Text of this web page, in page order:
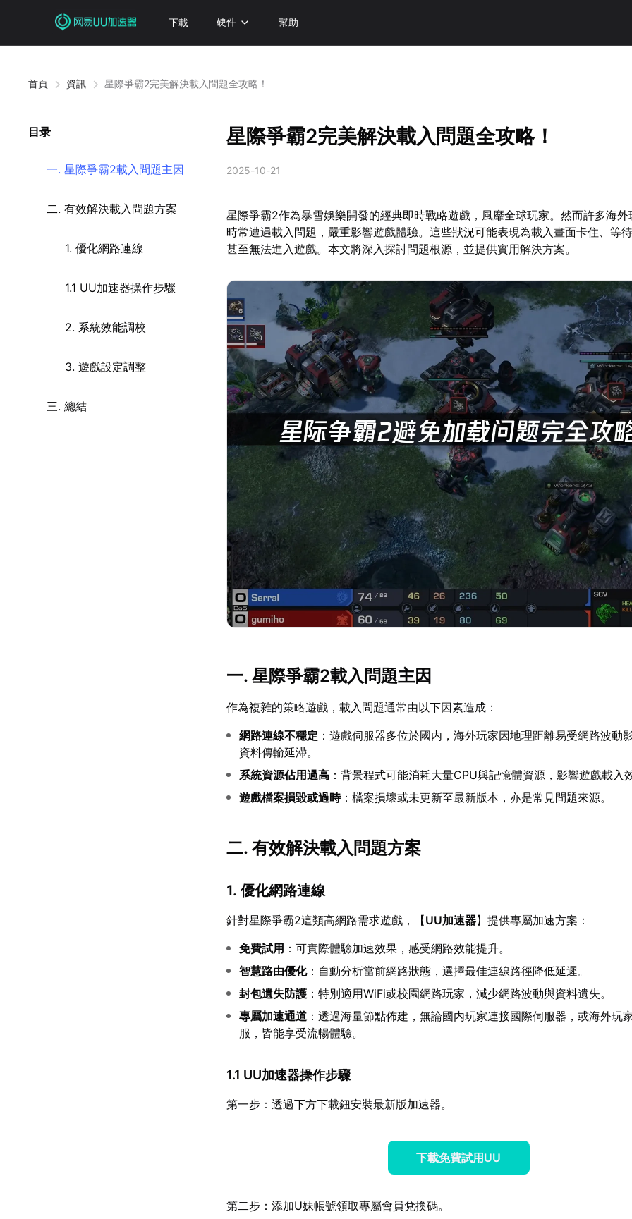
下載 硬件 幫助
首頁 資訊 星際爭霸2完美解決載入問題全攻略！
目录
一. 星際爭霸2載入問題主因
二. 有效解決載入問題方案
1. 優化網路連線
1.1 UU加速器操作步驟
2. 系統效能調校
3. 遊戲設定調整
三. 總結
星際爭霸2完美解決載入問題全攻略！
2025-10-21
星際爭霸2作為暴雪娛樂開發的經典即時戰略遊戲，風靡全球玩家。然而許多海
時常遭遇載入問題，嚴重影響遊戲體驗。這些狀況可能表現為載入畫面卡住、等
甚至無法進入遊戲。本文將深入探討問題根源，並提供實用解決方案。
一. 星際爭霸2載入問題主因
作為複雜的策略遊戲，載入問題通常由以下因素造成：
網路連線不穩定 ：遊戲伺服器多位於國内，海外玩家因地理距離易受網路波動
資料傳輸延滯。
系統資源佔用過高 ：背景程式可能消耗大量CPU與記憶體資源，影響遊戲載入
遊戲檔案損毀或過時：檔案損壞或未更新至最新版本，亦是常見問題來源。
二. 有效解決載入問題方案
1. 優化網路連線
針對星際爭霸2這類高網路需求遊戲，【UU加速器】提供專屬加速方案：
免費試用 ：可實際體驗加速效果，感受網路效能提升。
智慧路由優化：自動分析當前網路狀態，選擇最佳連線路徑降低延遲。
封包遺失防護 ：特別適用WiFi或校園網路玩家，減少網路波動與資料遺失。
專屬加速通道 ：透過海量節點佈建，無論國内玩家連接國際伺服器，或海外玩
服，皆能享受流暢體驗。
1.1 UU加速器操作步驟
第一步：透過下方下載鈕安裝最新版加速器。
下載免費試用UU
第二步：添加U妹帳號領取專屬會員兌換碼。